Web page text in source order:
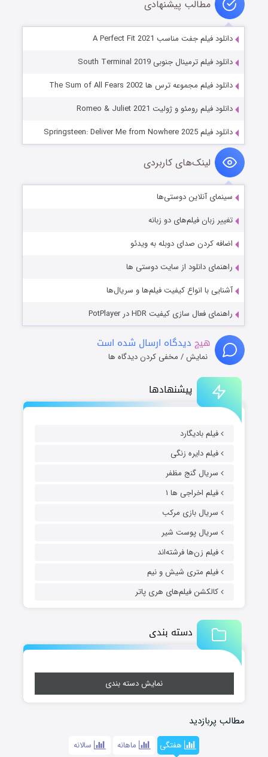
پیشنهادها
فیلم بادیگارد
فیلم دایره زنگی
سریال گنج مظفر
فیلم اخراجی ها ۱
سریال بازی مرکب
سریال پوست شیر
فیلم زن‌ها فرشته‌اند
فیلم متری شیش و نیم
کالکشن فیلم‌های هری پاتر
دسته بندی
نمایش دسته بندی
مطالب پربازدید
هفتگی ماهانه سالانه
مطالب پیشنهادی
دانلود فیلم جفت مناسب A Perfect Fit 2021
دانلود فیلم ترمینال جنوبی South Terminal 2019
دانلود فیلم مجموعه ترس ها The Sum of All Fears 2002
دانلود فیلم رومئو و ژولیت Romeo & Juliet 2021
دانلود فیلم Springsteen: Deliver Me from Nowhere 2025
لینک‌های کاربردی
سینمای آنلاین دوستی‌ها
تغییر زبان فیلم‌های دو زبانه
اضافه کردن صدای دوبله به ویدئو
راهنمای دانلود از سایت دوستی ها
آشنایی با انواع کیفیت فیلم‌ها و سریال‌ها
راهنمای فعال سازی کیفیت HDR در PotPlayer
هیچ دیدگاه ارسال شده است
نمایش / مخفی کردن دیدگاه ها